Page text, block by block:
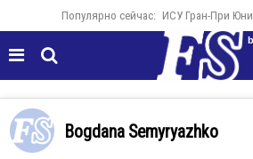
Популярно сейчас: ИСУ Гран-При
 
Bogdana Semyryazhko